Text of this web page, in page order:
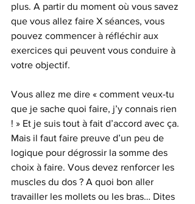
plus. A partir du moment où vous savez
que vous allez faire X séances, vous
pouvez commencer à réfléchir aux
exercices qui peuvent vous conduire à
votre objectif.
Vous allez me dire « comment veux-tu
que je sache quoi faire, j’y connais rien
! » Et je suis tout à fait d’accord avec ça.
Mais il faut faire preuve d’un peu de
logique pour dégrossir la somme des
choix à faire. Vous devez renforcer les
muscles du dos ? A quoi bon aller
travailler les mollets ou les bras… Dites